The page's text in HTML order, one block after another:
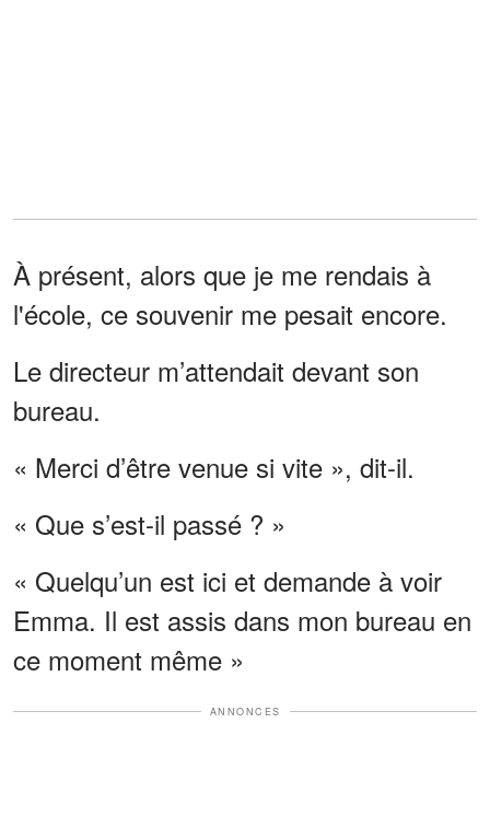
À présent, alors que je me rendais à
l'école, ce souvenir me pesait encore.
Le directeur m’attendait devant son
bureau.
« Merci d’être venue si vite », dit-il.
« Que s’est-il passé ? »
« Quelqu’un est ici et demande à voir
Emma. Il est assis dans mon bureau en
ce moment même »
ANNONCES